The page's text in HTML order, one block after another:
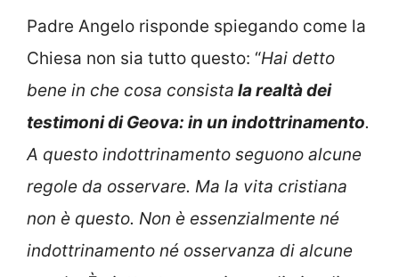
Padre Angelo risponde spiegando come la
Chiesa non sia tutto questo: “Hai detto
bene in che cosa consista la realtà dei
testimoni di Geova: in un indottrinamento.
A questo indottrinamento seguono alcune
regole da osservare. Ma la vita cristiana
non è questo. Non è essenzialmente né
indottrinamento né osservanza di alcune